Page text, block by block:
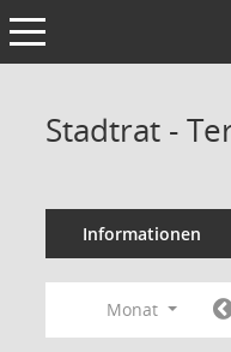
Toggle navigation
Stadtrat -
Informationen
Monat